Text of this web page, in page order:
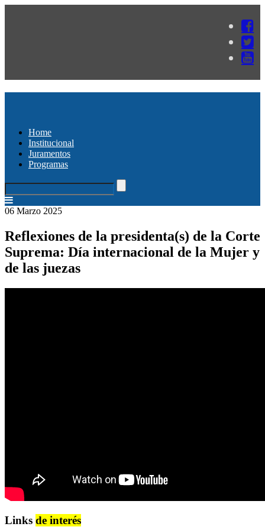
Home
Institucional
Juramentos
Programas
06 Marzo 2025
Reflexiones de la presidenta(s) de la Corte
Suprema: Día internacional de la Mujer y
de las juezas
Links de interés